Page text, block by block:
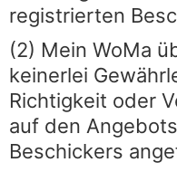
registrierten
(2) Mein WoMa
keinerlei
Richtigkeit oder
auf den
Beschickers